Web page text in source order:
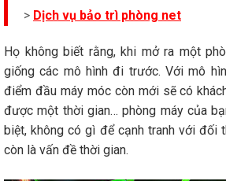
> Dịch vụ bảo trì phòng net
Họ không biết rằng, khi mở ra một
giống các mô hình đi trước. Với mô
điểm đầu máy móc còn mới sẽ có
được một thời gian… phòng máy của
biệt, không có gì để cạnh tranh với đối
còn là vấn đề thời gian.